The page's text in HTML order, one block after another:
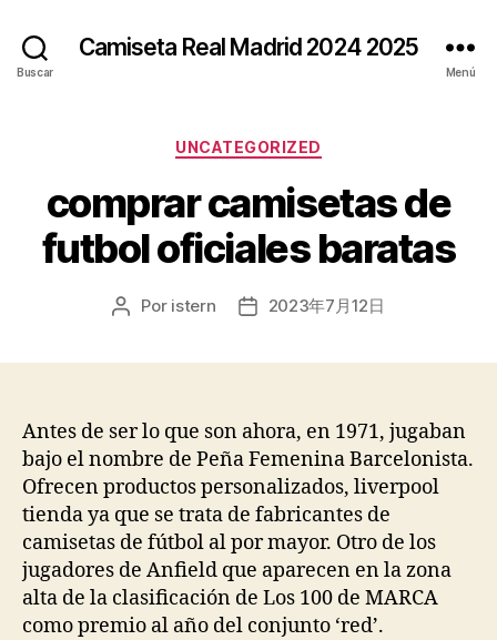
Buscar
Camiseta Real Madrid 2024 2025
Menú
Categorías
UNCATEGORIZED
comprar camisetas de
futbol oficiales baratas
Autor
Por istern
Fecha2023年7月12日
Antes de ser lo que son ahora, en 1971, jugaban
bajo el nombre de Peña Femenina Barcelonista.
Ofrecen productos personalizados, liverpool
tienda ya que se trata de fabricantes de
camisetas de fútbol al por mayor. Otro de los
jugadores de Anfield que aparecen en la zona
alta de la clasificación de Los 100 de MARCA
como premio al año del conjunto ‘red’.